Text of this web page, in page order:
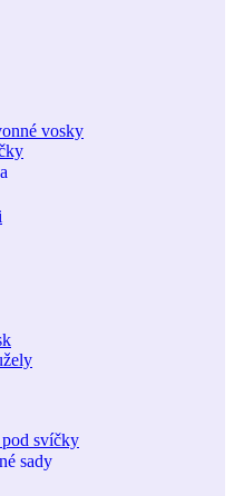
vosky
svíčky
sady